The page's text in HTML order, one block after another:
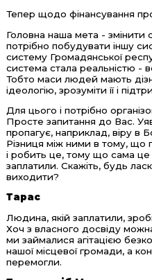
Тепер щодо фінансування
Головна наша мета -
потрібно побудувати іншу
систему Громадянської
система стала реальністю -
Тобто маси людей мають
ідеологію, зрозуміти її і
Для цього і потрібно
Просте запитання до Вас.
пропагує, наприклад, віру в
Різниця між ними в тому,
і робить це, тому що сама це
заплатили. Скажіть, будь
виходити?
Тарас
Людина, якій заплатили,
Хоч з власного досвіду
ми займалися агітацією
нашої місцевої громади, а
перемогли.